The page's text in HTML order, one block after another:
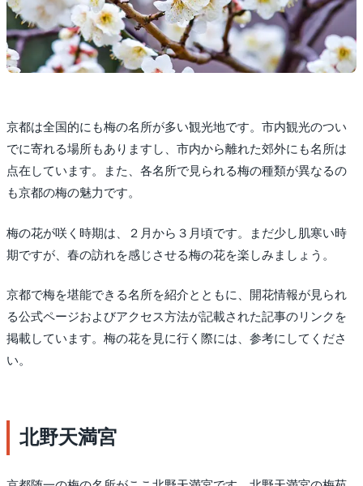
京都は全国的にも梅の名所が多い観光地です。市内観光のつい
でに寄れる場所もありますし、市内から離れた郊外にも名所は
点在しています。また、各名所で見られる梅の種類が異なるの
も京都の梅の魅力です。
梅の花が咲く時期は、２月から３月頃です。まだ少し肌寒い時
期ですが、春の訪れを感じさせる梅の花を楽しみましょう。
京都で梅を堪能できる名所を紹介とともに、開花情報が見られ
る公式ページおよびアクセス方法が記載された記事のリンクを
掲載しています。梅の花を見に行く際には、参考にしてくださ
い。
北野天満宮